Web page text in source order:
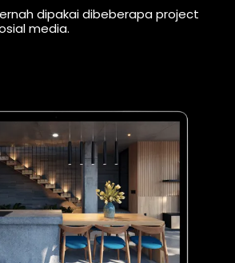
dipakai dibeberapa project
media.